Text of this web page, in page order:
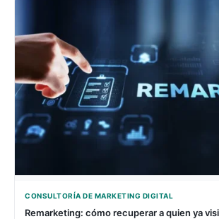
CONSULTORÍA DE MARKETING DIGITAL
Remarketing: cómo recuperar a quien ya